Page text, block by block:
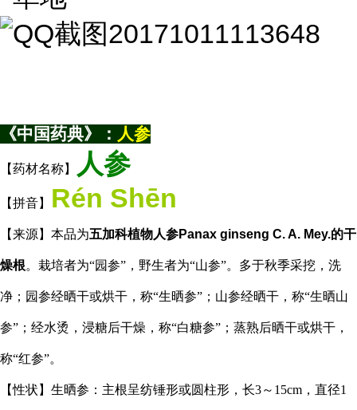
《中国药典》： 人参
【药材名称】 人参
【拼音】 Rén Shēn
【来源】本品为五加科植物人参Panax ginseng C. A. Mey.的干
燥根。栽培者为“园参”，野生者为“山参”。多于秋季采挖，洗
净；园参经晒干或烘干，称“生晒参”；山参经晒干，称“生晒山
参”；经水烫，浸糖后干燥，称“白糖参”；蒸熟后晒干或烘干，
称“红参”。
【性状】生晒参：主根呈纺锤形或圆柱形，长3～15cm，直径1